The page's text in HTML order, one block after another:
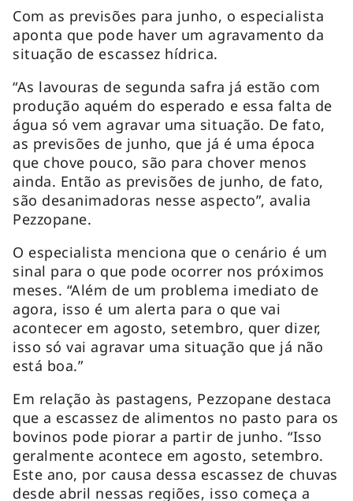
Com as previsões para junho, o especialista
aponta que pode haver um agravamento da
situação de escassez hídrica.
“As lavouras de segunda safra já estão com
produção aquém do esperado e essa falta de
água só vem agravar uma situação. De fato,
as previsões de junho, que já é uma época
que chove pouco, são para chover menos
ainda. Então as previsões de junho, de fato,
são desanimadoras nesse aspecto”, avalia
Pezzopane.
O especialista menciona que o cenário é um
sinal para o que pode ocorrer nos próximos
meses. “Além de um problema imediato de
agora, isso é um alerta para o que vai
acontecer em agosto, setembro, quer dizer,
isso só vai agravar uma situação que já não
está boa.”
Em relação às pastagens, Pezzopane destaca
que a escassez de alimentos no pasto para os
bovinos pode piorar a partir de junho. “Isso
geralmente acontece em agosto, setembro.
Este ano, por causa dessa escassez de chuvas
desde abril nessas regiões, isso começa a